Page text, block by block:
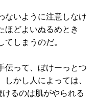
ないように注意しなけ
ほどよいぬるめとき
しまうのだ。
伝って、ぼけーっとつ
かし人によっては、
るのは肌がやられる